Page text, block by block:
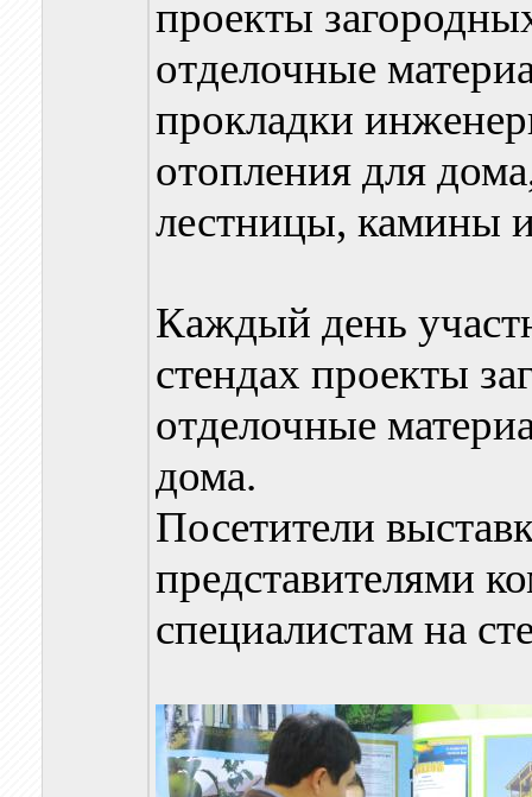
проекты
отделочные
прокладки
отопления для
лестницы, камины
Каждый день
стендах проекты
отделочные
дома.
Посетители
представителями
специалистам на